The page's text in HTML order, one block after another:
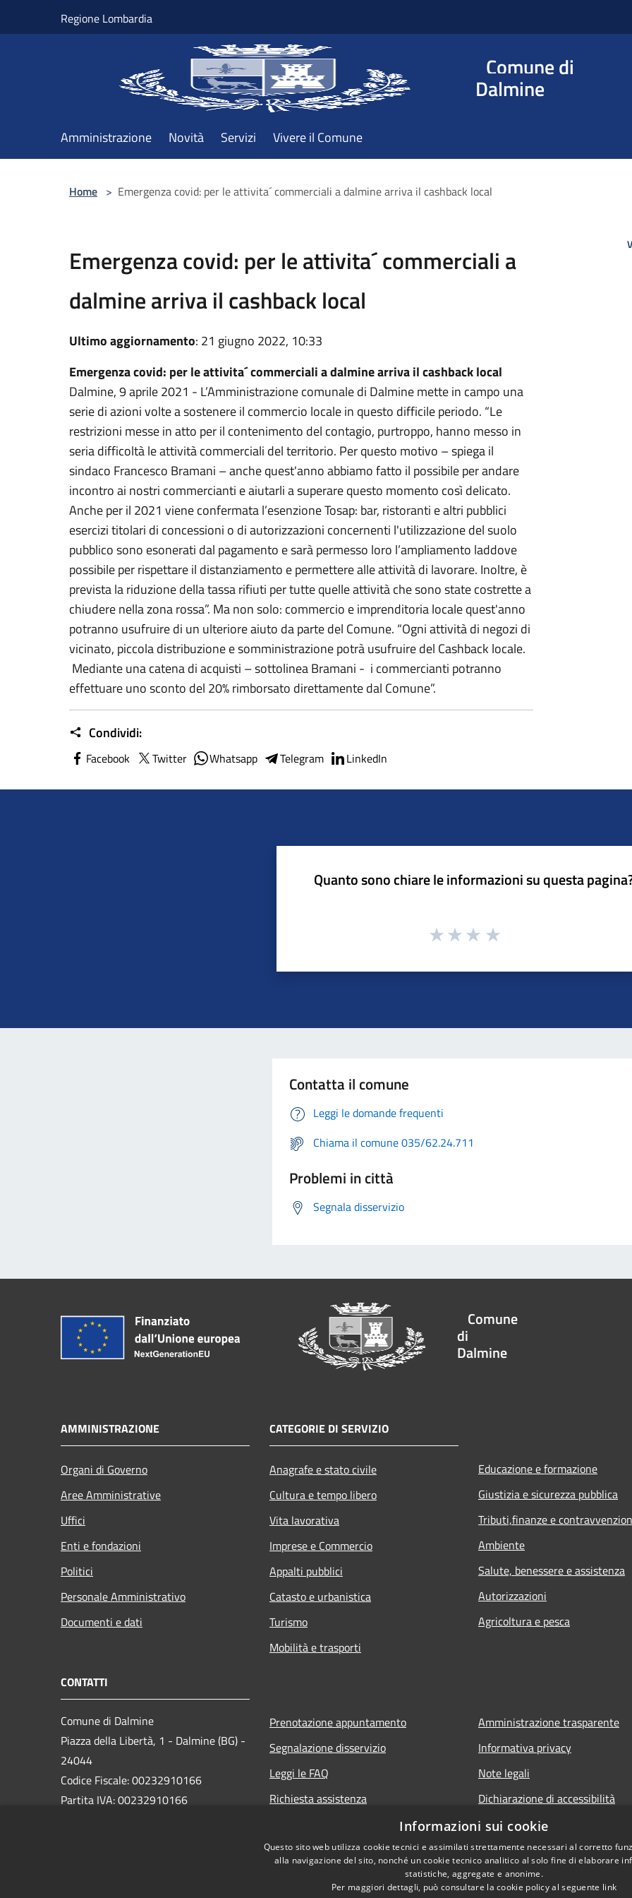
Regione Lombardia
Comune di
Dalmine
Amministrazione Novità Servizi Vivere il Comune
Home > Emergenza covid: per le attivita´ commerciali a dalmine arriva il cashback local
Emergenza covid: per le attivita´ commerciali a
dalmine arriva il cashback local
Ultimo aggiornamento: 21 giugno 2022, 10:33
Emergenza covid: per le attivita´ commerciali a dalmine arriva il cashback local
Dalmine, 9 aprile 2021 - L’Amministrazione comunale di Dalmine mette in campo una
serie di azioni volte a sostenere il commercio locale in questo difficile periodo. “Le
restrizioni messe in atto per il contenimento del contagio, purtroppo, hanno messo in
seria difficoltà le attività commerciali del territorio. Per questo motivo – spiega il
sindaco Francesco Bramani – anche quest'anno abbiamo fatto il possibile per andare
incontro ai nostri commercianti e aiutarli a superare questo momento così delicato.
Anche per il 2021 viene confermata l’esenzione Tosap: bar, ristoranti e altri pubblici
esercizi titolari di concessioni o di autorizzazioni concernenti l'utilizzazione del suolo
pubblico sono esonerati dal pagamento e sarà permesso loro l’ampliamento laddove
possibile per rispettare il distanziamento e permettere alle attività di lavorare. Inoltre, è
prevista la riduzione della tassa rifiuti per tutte quelle attività che sono state costrette a
chiudere nella zona rossa”. Ma non solo: commercio e imprenditoria locale quest'anno
potranno usufruire di un ulteriore aiuto da parte del Comune. “Ogni attività di negozi di
vicinato, piccola distribuzione e somministrazione potrà usufruire del Cashback locale.
Mediante una catena di acquisti – sottolinea Bramani - i commercianti potranno
effettuare uno sconto del 20% rimborsato direttamente dal Comune”.
Condividi:
Facebook Twitter Whatsapp Telegram LinkedIn
Quanto sono chiare le informazioni su questa
Contatta il comune
Leggi le domande frequenti
Chiama il comune 035/62.24.711
Problemi in città
Segnala disservizio
Comune
di
Dalmine
AMMINISTRAZIONE
Organi di Governo
Aree Amministrative
Uffici
Enti e fondazioni
Politici
Personale Amministrativo
Documenti e dati
CATEGORIE DI SERVIZIO
Anagrafe e stato civile
Cultura e tempo libero
Vita lavorativa
Imprese e Commercio
Appalti pubblici
Catasto e urbanistica
Turismo
Mobilità e trasporti
Educazione e formazione
Giustizia e sicurezza pubblica
Tributi,finanze e
Ambiente
Salute, benessere e assistenza
Autorizzazioni
Agricoltura e pesca
CONTATTI
Comune di Dalmine
Piazza della Libertà, 1 - Dalmine (BG) -
24044
Codice Fiscale: 00232910166
Partita IVA: 00232910166
Prenotazione appuntamento
Segnalazione disservizio
Leggi le FAQ
Richiesta assistenza
Amministrazione trasparente
Informativa privacy
Note legali
Dichiarazione di accessibilità
Piano di miglioramento del sito
Informazioni sui cookie
Questo sito web utilizza cookie tecnici e assimilati strettamente necessari al corretto
alla navigazione del sito, nonché un cookie tecnico analitico al solo fine di elaborare
statistiche, aggregate e anonime.
Per maggiori dettagli, può consultare la cookie policy al seguente link